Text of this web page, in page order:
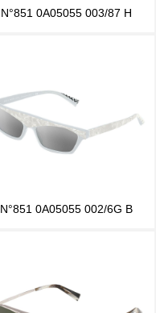
N°851 0A05055 003/87 H
N°851 0A05055 002/6G B